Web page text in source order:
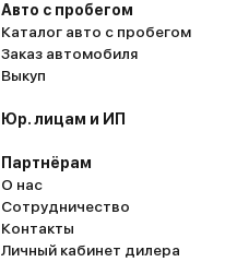
Авто с пробегом
Каталог авто с пробегом
Заказ автомобиля
Выкуп
Юр. лицам и ИП
Партнёрам
О нас
Сотрудничество
Контакты
Личный кабинет дилера